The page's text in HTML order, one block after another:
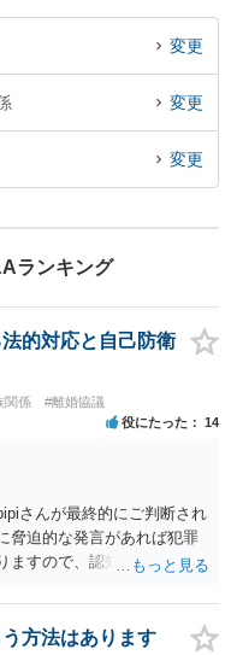
変更
変更
変更
ランキング
的対応と自己防衛
関係 #離婚協議
役にたった 14
さんが最終的にご判断され
脅迫的な発言があれば犯罪
ますので、認知等につきお
方法はあります